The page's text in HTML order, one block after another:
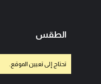
الطقس
تحتاج إلى تعيين الموقع.